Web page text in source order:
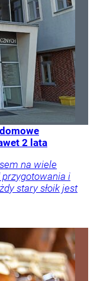
2 lata
na wiele
przygotowania i
stary słoik jest